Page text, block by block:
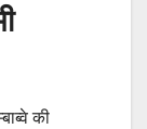
की